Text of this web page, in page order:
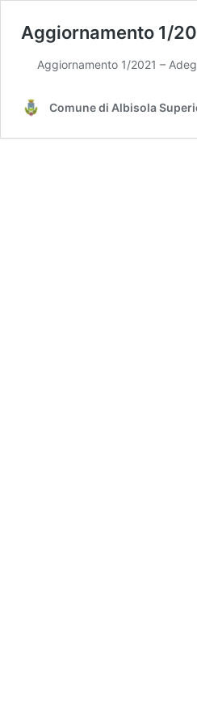
Aggiornamento 1/
Aggiornamento 1/2021 –
Comune di Albisola